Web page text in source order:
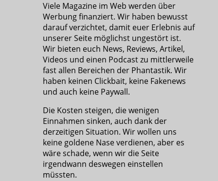
Viele Magazine im Web werden über
Werbung finanziert. Wir haben bewusst
darauf verzichtet, damit euer Erlebnis auf
unserer Seite möglichst ungestört ist.
Wir bieten euch News, Reviews, Artikel,
Videos und einen Podcast zu mittlerweile
fast allen Bereichen der Phantastik. Wir
haben keinen Clickbait, keine Fakenews
und auch keine Paywall.
Die Kosten steigen, die wenigen
Einnahmen sinken, auch dank der
derzeitigen Situation. Wir wollen uns
keine goldene Nase verdienen, aber es
wäre schade, wenn wir die Seite
irgendwann deswegen einstellen
müssten.